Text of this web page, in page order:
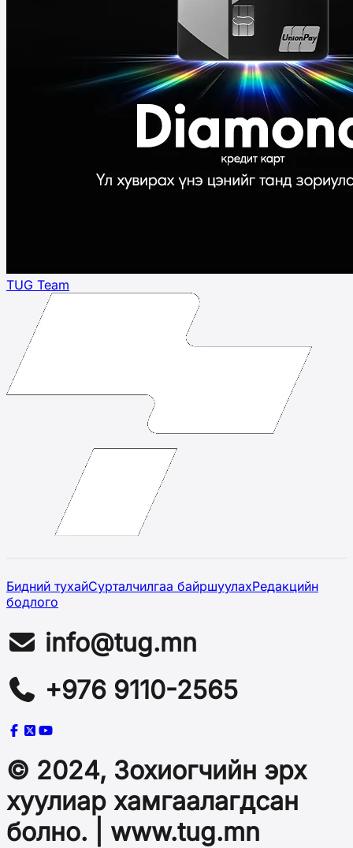
TUG Team
Бидний тухайСурталчилгаа байршуулахРедакцийн
бодлого
info@tug.mn
+976 9110-2565
© 2024, Зохиогчийн эрх
хуулиар хамгаалагдсан
болно. | www.tug.mn